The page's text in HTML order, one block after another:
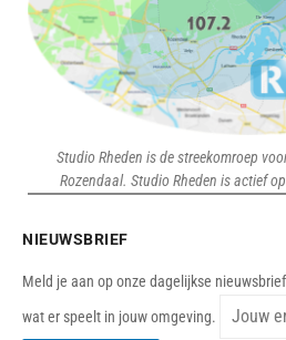
Studio Rheden is de streekomroep
Rozendaal. Studio Rheden is actief
NIEUWSBRIEF
Meld je aan op onze dagelijkse
wat er speelt in jouw omgeving.